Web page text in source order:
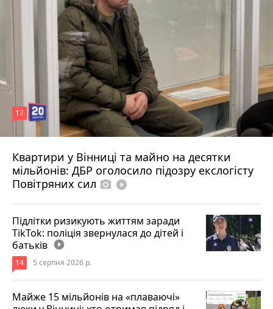
Квартири у Вінниці та майно на десятки
мільйонів: ДБР оголосило підозру екслогісту
Повітряних сил photo_camera play_circle_filled
17
Вчора о 10:37
Підлітки ризикують життям заради
TikTok: поліція звернулася до дітей і
батьків play_circle_filled
14 5 серпня 2026 р.
Майже 15 мільйонів на «плаваючі»